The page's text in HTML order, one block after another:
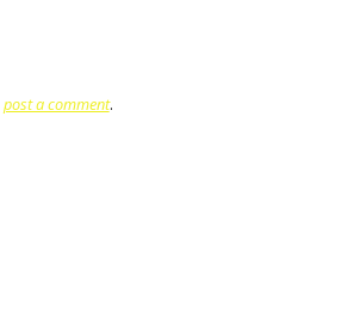
post a comment.